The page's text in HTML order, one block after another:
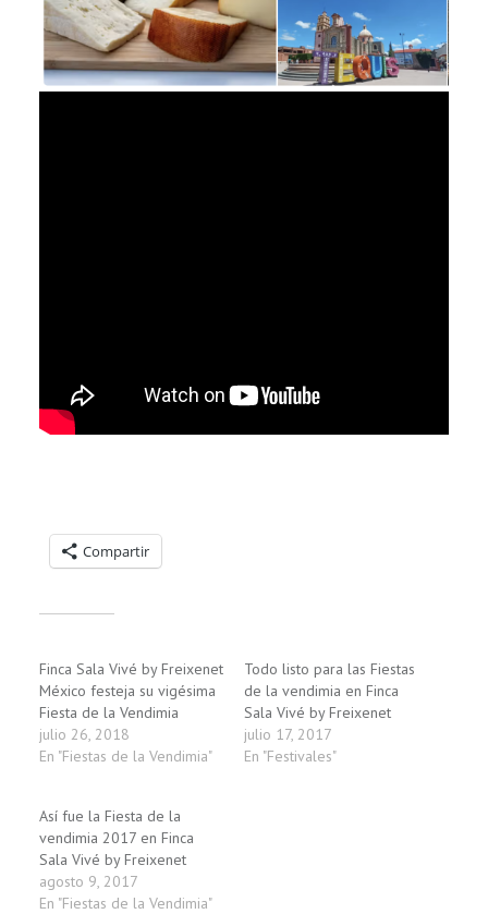
Compartir
Finca Sala Vivé by Freixenet
México festeja su vigésima
Fiesta de la Vendimia
julio 26, 2018
En "Fiestas de la Vendimia"
Todo listo para las Fiestas
de la vendimia en Finca
Sala Vivé by Freixenet
julio 17, 2017
En "Festivales"
Así fue la Fiesta de la
vendimia 2017 en Finca
Sala Vivé by Freixenet
agosto 9, 2017
En "Fiestas de la Vendimia"